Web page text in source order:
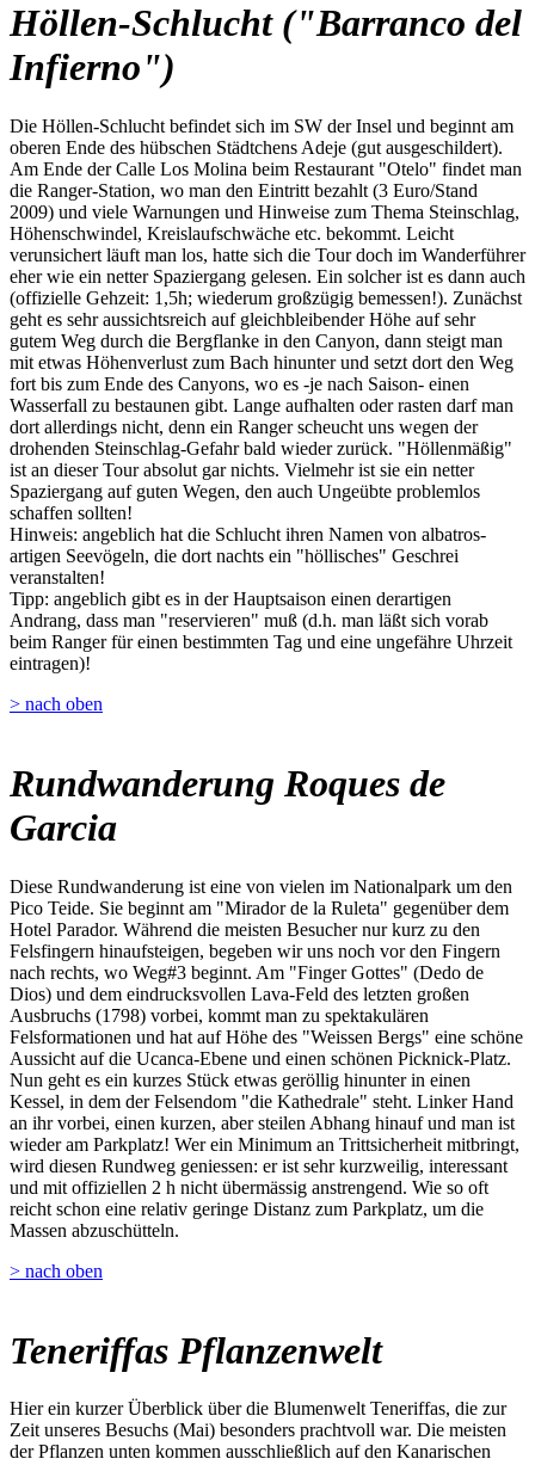
Höllen-Schlucht ("Barranco del
Infierno")
Die Höllen-Schlucht befindet sich im SW der Insel und beginnt am
oberen Ende des hübschen Städtchens Adeje (gut ausgeschildert).
Am Ende der Calle Los Molina beim Restaurant "Otelo" findet man
die Ranger-Station, wo man den Eintritt bezahlt (3 Euro/Stand
2009) und viele Warnungen und Hinweise zum Thema Steinschlag,
Höhenschwindel, Kreislaufschwäche etc. bekommt. Leicht
verunsichert läuft man los, hatte sich die Tour doch im Wanderführer
eher wie ein netter Spaziergang gelesen. Ein solcher ist es dann auch
(offizielle Gehzeit: 1,5h; wiederum großzügig bemessen!). Zunächst
geht es sehr aussichtsreich auf gleichbleibender Höhe auf sehr
gutem Weg durch die Bergflanke in den Canyon, dann steigt man
mit etwas Höhenverlust zum Bach hinunter und setzt dort den Weg
fort bis zum Ende des Canyons, wo es -je nach Saison- einen
Wasserfall zu bestaunen gibt. Lange aufhalten oder rasten darf man
dort allerdings nicht, denn ein Ranger scheucht uns wegen der
drohenden Steinschlag-Gefahr bald wieder zurück. "Höllenmäßig"
ist an dieser Tour absolut gar nichts. Vielmehr ist sie ein netter
Spaziergang auf guten Wegen, den auch Ungeübte problemlos
schaffen sollten!
Hinweis: angeblich hat die Schlucht ihren Namen von albatros-
artigen Seevögeln, die dort nachts ein "höllisches" Geschrei
veranstalten!
Tipp: angeblich gibt es in der Hauptsaison einen derartigen
Andrang, dass man "reservieren" muß (d.h. man läßt sich vorab
beim Ranger für einen bestimmten Tag und eine ungefähre Uhrzeit
eintragen)!
> nach oben
Rundwanderung Roques de
Garcia
Diese Rundwanderung ist eine von vielen im Nationalpark um den
Pico Teide. Sie beginnt am "Mirador de la Ruleta" gegenüber dem
Hotel Parador. Während die meisten Besucher nur kurz zu den
Felsfingern hinaufsteigen, begeben wir uns noch vor den Fingern
nach rechts, wo Weg#3 beginnt. Am "Finger Gottes" (Dedo de
Dios) und dem eindrucksvollen Lava-Feld des letzten großen
Ausbruchs (1798) vorbei, kommt man zu spektakulären
Felsformationen und hat auf Höhe des "Weissen Bergs" eine schöne
Aussicht auf die Ucanca-Ebene und einen schönen Picknick-Platz.
Nun geht es ein kurzes Stück etwas geröllig hinunter in einen
Kessel, in dem der Felsendom "die Kathedrale" steht. Linker Hand
an ihr vorbei, einen kurzen, aber steilen Abhang hinauf und man ist
wieder am Parkplatz! Wer ein Minimum an Trittsicherheit mitbringt,
wird diesen Rundweg geniessen: er ist sehr kurzweilig, interessant
und mit offiziellen 2 h nicht übermässig anstrengend. Wie so oft
reicht schon eine relativ geringe Distanz zum Parkplatz, um die
Massen abzuschütteln.
> nach oben
Teneriffas Pflanzenwelt
Hier ein kurzer Überblick über die Blumenwelt Teneriffas, die zur
Zeit unseres Besuchs (Mai) besonders prachtvoll war. Die meisten
der Pflanzen unten kommen ausschließlich auf den Kanarischen